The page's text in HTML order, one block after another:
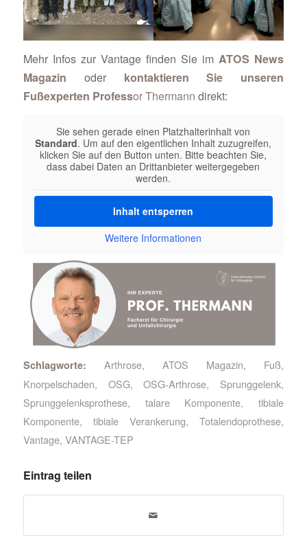
Mehr Infos zur Vantage finden Sie imATOS News
Magazin oder kontaktieren Sie unseren
Fußexperten Professor Thermann direkt:
Sie sehen gerade einen Platzhalterinhalt von
Standard. Um auf den eigentlichen Inhalt zuzugreifen,
klicken Sie auf den Button unten. Bitte beachten Sie,
dass dabei Daten an Drittanbieter weitergegeben
werden.
Inhalt entsperren
Weitere Informationen
Schlagworte: Arthrose, ATOS Magazin, Fuß,
Knorpelschaden, OSG,OSG-Arthrose, Sprunggelenk,
Sprunggelenksprothese, talare Komponente,tibiale
Komponente, tibiale Verankerung,Totalendoprothese,
Vantage, VANTAGE-TEP
Eintrag teilen